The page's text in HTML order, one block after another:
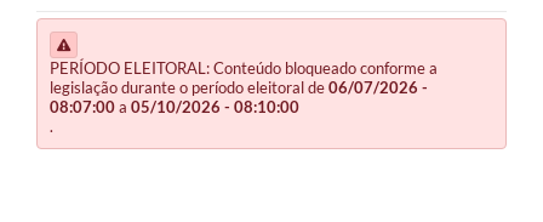
PERÍODO ELEITORAL: Conteúdo bloqueado conforme a
legislação durante o período eleitoral de06/07/2026 -
08:07:00a 05/10/2026 - 08:10:00
.